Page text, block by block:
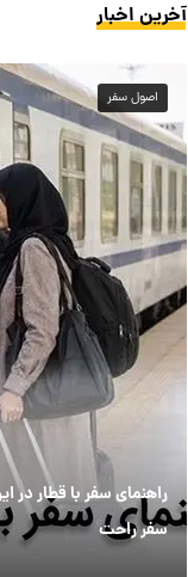
آخرین اخبار
اصول سفر
راهنمای سفر با قطار در
سفر راحت